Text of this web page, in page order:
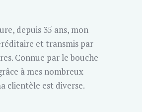
depuis 35 ans, mon
et transmis par
Connue par le bouche
à mes nombreux
clientèle est diverse.